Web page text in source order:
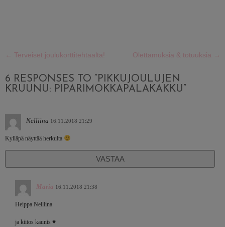
← Terveiset joulukorttitehtaalta! Olettamuksia & totuuksia →
6 RESPONSES TO “PIKKUJOULUJEN
KRUUNU: PIPARIMOKKAPALAKAKKU”
Nelliina 16.11.2018 21:29
Kylläpä näyttää herkulta
VASTAA
Maria 16.11.2018 21:38
Heippa Nelliina
ja kiitos kaunis ♥